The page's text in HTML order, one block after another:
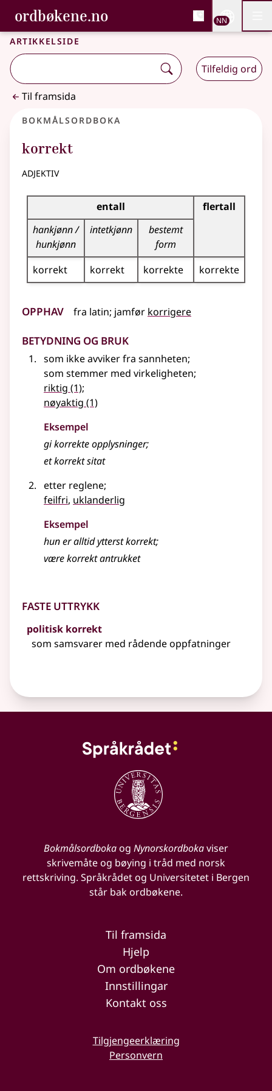
Gå til hovudinnhald
Tilgjenge
ordbøkene.no, Bokmålsordboka og
Bokmålsordboka og Nynorskordboka
NN
Artikkelside
Tilfeldig ord
Til framsida
Bokmålsordboka
korrekt
adjektiv
Bøyingstabell for dette adjektivet
entall
flertall
hankjønn /
hunkjønn
intetkjønn
bestemt
form
korrekt
korrekt korrekte korrekte
Opphav fra latin; jamfør korrigere
Betydning og bruk
som ikke avviker fra sannheten;
som stemmer med virkeligheten;
riktig (1);
nøyaktig (1)
Eksempel
gikorrekteopplysninger;
etkorrektsitat
etter reglene;
feilfri, uklanderlig
Eksempel
hun er alltid ytterstkorrekt;
værekorrektantrukket
Faste uttrykk
politisk korrekt
som samsvarer med rådende oppfatninger
Bokmålsordbokaog Nynorskordbokaviser
skrivemåte og bøying i tråd med norsk
rettskriving. Språkrådet og Universitetet i Bergen
står bak ordbøkene.
Til framsida
Hjelp
Om ordbøkene
Innstillingar
Kontakt oss
Tilgjengeerklæring
Personvern